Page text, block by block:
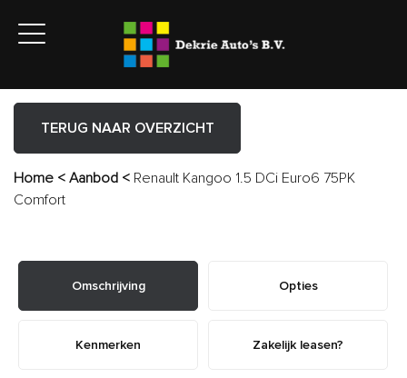
TERUG NAAR OVERZICHT
Home < Aanbod < Renault Kangoo 1.5 DCi Euro6 75PK
Comfort
Omschrijving Opties
Kenmerken Zakelijk leasen?